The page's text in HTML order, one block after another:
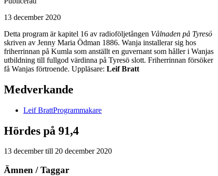
13 december 2020
Detta program är kapitel 16 av radioföljetången Vålnaden på Tyresö
skriven av Jenny Maria Ödman 1886. Wanja installerar sig hos
friherrinnan på Kumla som anställt en guvernant som håller i Wanjas
utbildning till fullgod värdinna på Tyresö slott. Friherrinnan försöker
få Wanjas förtroende. Uppläsare: Leif Bratt
Medverkande
Leif BrattProgrammakare
Hördes på 91,4
13 decembertill 20 december 2020
Ämnen / Taggar